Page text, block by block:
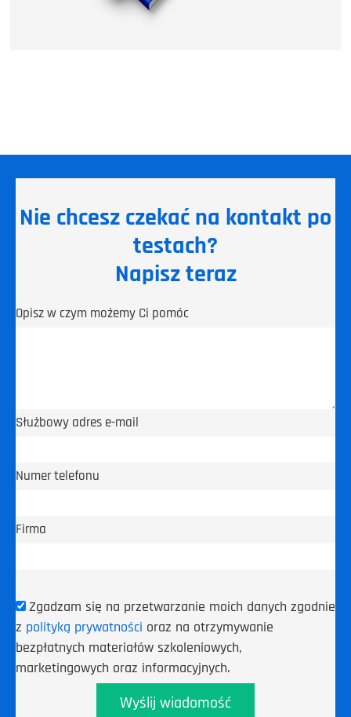
Nie chcesz czekać na kontakt po
testach?
Napisz teraz
Opisz w czym możemy Ci pomóc
Służbowy adres e-mail
Numer telefonu
Firma
Zgadzam się na przetwarzanie moich danych zgodnie
z polityką prywatności oraz na otrzymywanie
bezpłatnych materiałów szkoleniowych,
marketingowych oraz informacyjnych.
Wyślij wiadomość